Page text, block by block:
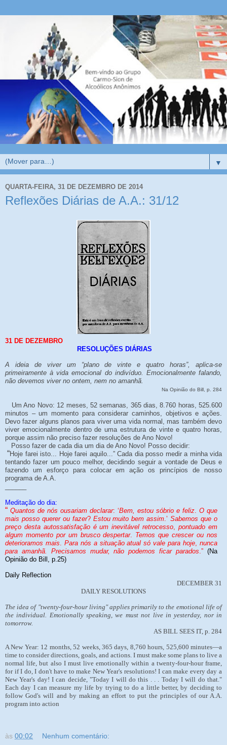
▼
QUARTA-FEIRA, 31 DE DEZEMBRO DE 2014
Reflexões Diárias de A.A.: 31/12
31 DE DEZEMBRO
RESOLUÇÕES DIÁRIAS
A ideia de viver um “plano de vinte e quatro horas”, aplica-se
primeiramente à vida emocional do indivíduo. Emocionalmente falando,
não devemos viver no ontem, nem no amanhã.
Na Opinião do Bill, p. 284
Um Ano Novo: 12 meses, 52 semanas, 365 dias, 8.760 horas, 525.600
minutos – um momento para considerar caminhos, objetivos e ações.
Devo fazer alguns planos para viver uma vida normal, mas também devo
viver emocionalmente dentro de uma estrutura de vinte e quatro horas,
porque assim não preciso fazer resoluções de Ano Novo!
Posso fazer de cada dia um dia de Ano Novo! Posso decidir:
“Hoje farei isto... Hoje farei aquilo...” Cada dia posso medir a minha vida
tentando fazer um pouco melhor, decidindo seguir a vontade de Deus e
fazendo um esforço para colocar em ação os princípios de nosso
programa de A.A.
Meditação do dia:
“ Quantos de nós ousariam declarar: ‘Bem, estou sóbrio e feliz. O que
mais posso querer ou fazer? Estou muito bem assim .’Sabemos que o
preço desta autossatisfação é um inevitável retrocesso ,pontuado em
algum momento por um brusco despertar. Temos que crescer ou nos
deterioramos mais
Para nós a situação atual só vale para hoje nunca
para amanhã. Precisamos mudar, não podemos ficar parados .” (Na
Opinião do Bill, p.25)
Daily Reflection
DECEMBER 31
DAILY RESOLUTIONS
The idea of "twenty-four-hour living" applies primarily to the emotional life of
the individual. Emotionally speaking, we must not live in yesterday, nor in
tomorrow.
AS BILL SEES IT, p. 284
A New Year: 12 months, 52 weeks, 365 days, 8,760 hours, 525,600 minutes—a
time to consider directions, goals, and actions. I must make some plans to live a
normal life, but also I must live emotionally within a twenty-four-hour frame,
for if I do, I don't have to make New Year's resolutions! I can make every day a
New Year's day! I can decide, "Today I will do this . . . Today I will do that."
Each day I can measure my life by trying to do a little better, by deciding to
follow God's will and by making an effort to put the principles of our A.A.
program into action
às 00:02 Nenhum comentário: